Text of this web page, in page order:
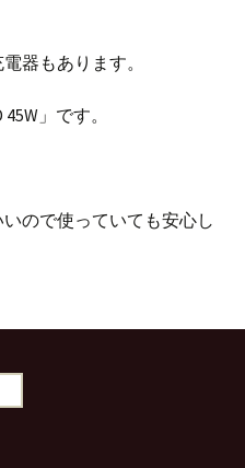
器もあります。
」です。
ので使っていても安心し